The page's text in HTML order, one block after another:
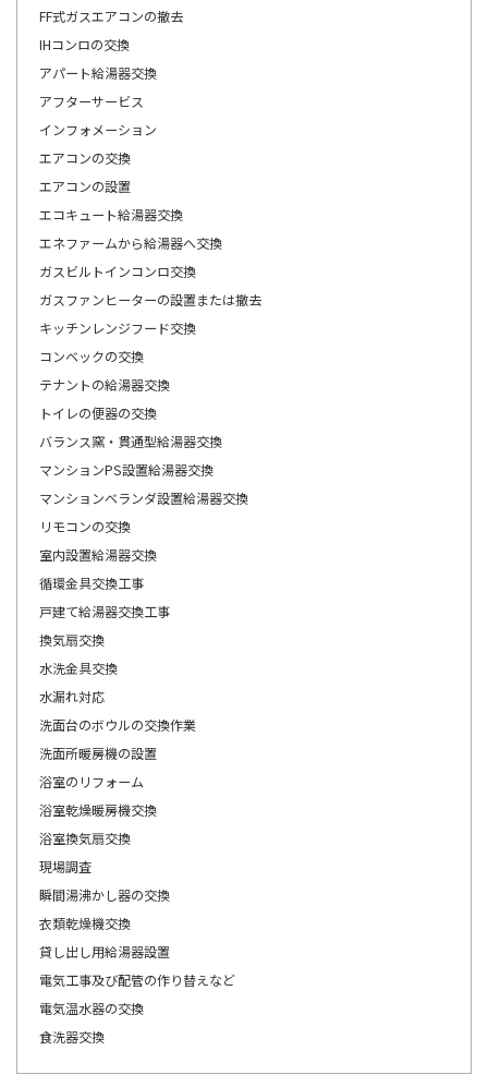
FF式ガスエアコンの撤去
IHコンロの交換
アパート給湯器交換
アフターサービス
インフォメーション
エアコンの交換
エアコンの設置
エコキュート給湯器交換
エネファームから給湯器へ交換
ガスビルトインコンロ交換
ガスファンヒーターの設置または撤去
キッチンレンジフード交換
コンベックの交換
テナントの給湯器交換
トイレの便器の交換
バランス窯・貫通型給湯器交換
マンションPS設置給湯器交換
マンションベランダ設置給湯器交換
リモコンの交換
室内設置給湯器交換
循環金具交換工事
戸建て給湯器交換工事
換気扇交換
水洗金具交換
水漏れ対応
洗面台のボウルの交換作業
洗面所暖房機の設置
浴室のリフォーム
浴室乾燥暖房機交換
浴室換気扇交換
現場調査
瞬間湯沸かし器の交換
衣類乾燥機交換
貸し出し用給湯器設置
電気工事及び配管の作り替えなど
電気温水器の交換
食洗器交換